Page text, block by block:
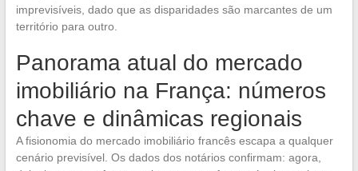
imprevisíveis, dado que as disparidades são marcantes de um
território para outro.
Panorama atual do mercado
imobiliário na França: números
chave e dinâmicas regionais
A fisionomia do mercado imobiliário francês escapa a qualquer
cenário previsível. Os dados dos notários confirmam: agora,